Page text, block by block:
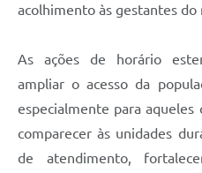
acolhimento às gestantes do
As ações de horário
ampliar o acesso da
especialmente para
comparecer às unidades
de atendimento,